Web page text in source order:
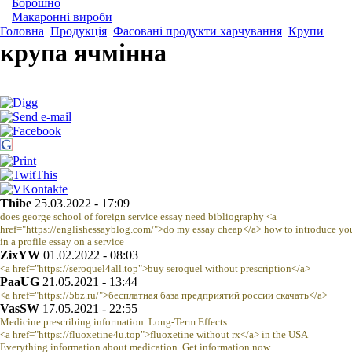
Борошно
Макаронні вироби
Головна Продукція Фасовані продукти харчування Крупи
крупа ячмінна
Thibe 25.03.2022 - 17:09
does george school of foreign service essay need bibliography <a
href="https://englishessayblog.com/">do my essay cheap</a> how to introduce
in a profile essay on a service
ZixYW 01.02.2022 - 08:03
<a href="https://seroquel4all.top">buy seroquel without prescription</a>
PaaUG 21.05.2021 - 13:44
<a href="https://5bz.ru/">бесплатная база предприятий россии скачать</a>
VasSW 17.05.2021 - 22:55
Medicine prescribing information. Long-Term Effects.
<a href="https://fluoxetine4u.top">fluoxetine without rx</a> in the USA
Everything information about medication. Get information now.